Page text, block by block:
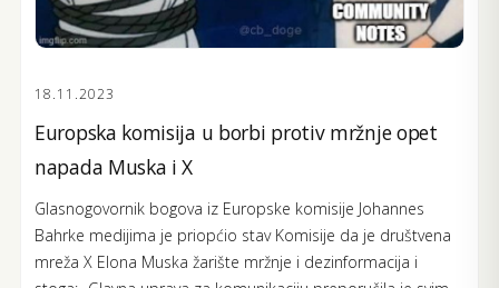
18.11.2023
Europska komisija u borbi protiv mržnje opet
napada Muska i X
Glasnogovornik bogova iz Europske komisije Johannes
Bahrke medijima je priopćio stav Komisije da je društvena
mreža X Elona Muska žarište mržnje i dezinformacija i